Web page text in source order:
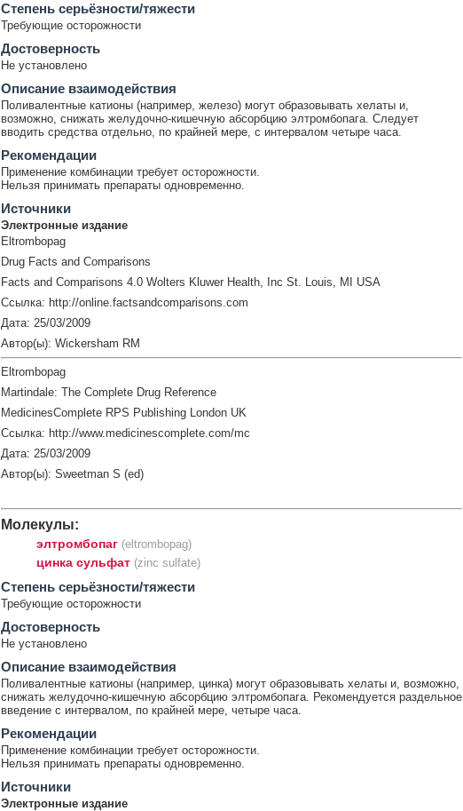
Cтепень серьёзности/тяжести
Требующие осторожности
Достоверность
Не установлено
Описание взаимодействия
Поливалентные катионы (например, железо) могут образовывать хелаты и,
возможно, снижать желудочно-кишечную абсорбцию элтромбопага. Следует
вводить средства отдельно, по крайней мере, с интервалом четыре часа.
Рекомендации
Применение комбинации требует осторожности.
Нельзя принимать препараты одновременно.
Источники
Электронные издание
Eltrombopag
Drug Facts and Comparisons
Facts and Comparisons 4.0 Wolters Kluwer Health, Inc St. Louis, MI USA
Ссылка: http://online.factsandcomparisons.com
Дата: 25/03/2009
Автор(ы): Wickersham RM
Eltrombopag
Martindale: The Complete Drug Reference
MedicinesComplete RPS Publishing London UK
Ссылка: http://www.medicinescomplete.com/mc
Дата: 25/03/2009
Автор(ы): Sweetman S (ed)
Молекулы:
элтромбопаг (eltrombopag)
цинка сульфат (zinc sulfate)
Cтепень серьёзности/тяжести
Требующие осторожности
Достоверность
Не установлено
Описание взаимодействия
Поливалентные катионы (например, цинка) могут образовывать хелаты и, возможно,
снижать желудочно-кишечную абсорбцию элтромбопага. Рекомендуется раздельное
введение с интервалом, по крайней мере, четыре часа.
Рекомендации
Применение комбинации требует осторожности.
Нельзя принимать препараты одновременно.
Источники
Электронные издание